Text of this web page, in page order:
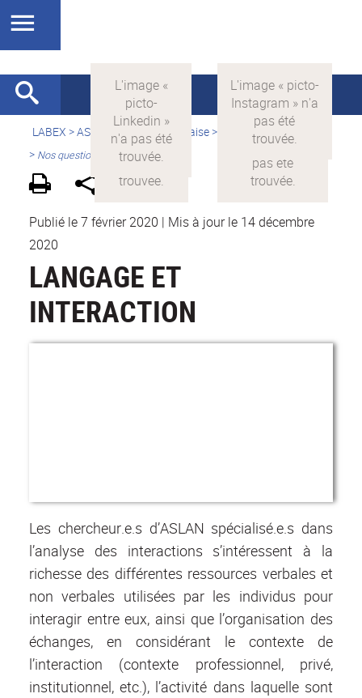
LABEX >ASLAN > Version française>
Le Langage pour tous
> Nos questionnements
Publié le 7 février 2020 | Mis à jour le 14 décembre
2020
LANGAGE ET
INTERACTION
Les chercheur.e.s d’ASLAN spécialisé.e.s dans
l’analyse des interactions s’intéressent à la
richesse des différentes ressources verbales et
non verbales utilisées par les individus pour
interagir entre eux, ainsi que l’organisation des
échanges, en considérant le contexte de
l’interaction (contexte professionnel, privé,
institutionnel, etc.), l’activité dans laquelle sont